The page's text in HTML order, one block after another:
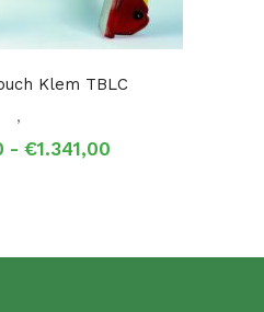
Klem TBLC
,
- €1.341,00